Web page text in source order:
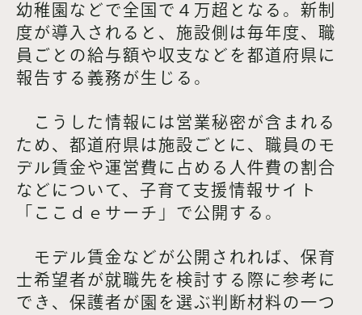
幼稚園などで全国で４万超となる。新制
度が導入されると、施設側は毎年度、職
員ごとの給与額や収支などを都道府県に
報告する義務が生じる。
こうした情報には営業秘密が含まれる
ため、都道府県は施設ごとに、職員のモ
デル賃金や運営費に占める人件費の割合
などについて、子育て支援情報サイト
「ここｄｅサーチ」で公開する。
モデル賃金などが公開されれば、保育
士希望者が就職先を検討する際に参考に
でき、保護者が園を選ぶ判断材料の一つ